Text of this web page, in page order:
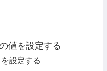
値を設定する
設定する